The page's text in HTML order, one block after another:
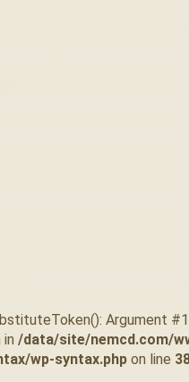
Argument
/data/site/nemcd.com/
wp-syntax.phpon line